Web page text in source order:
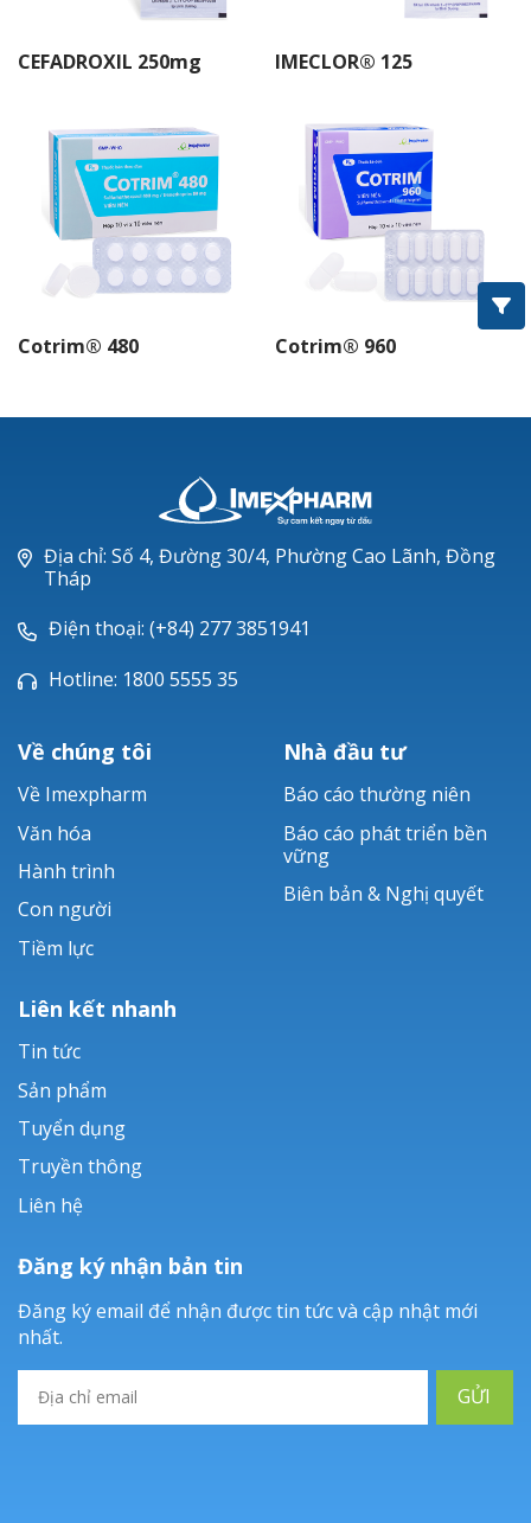
COTRIM®
Amoxcillin
Imedoxim®
Imenir®
Cephalexin
LEVOFLOXACIN
NEXCIX®
CEFADROXIL 250mg IMECLOR® 125
Cotrim® 480 Cotrim® 960
Địa chỉ: Số 4, Đường 30/4, Phường Cao Lãnh, Đồng
Tháp
Điện thoại: (+84) 277 3851941
Hotline: 1800 5555 35
Về chúng tôi
Về Imexpharm
Văn hóa
Hành trình
Con người
Tiềm lực
Nhà đầu tư
Báo cáo thường niên
Báo cáo phát triển bền
vững
Biên bản & Nghị quyết
Liên kết nhanh
Tin tức
Sản phẩm
Tuyển dụng
Truyền thông
Liên hệ
Đăng ký nhận bản tin
Đăng ký email để nhận được tin tức và cập nhật mới
nhất.
GỬI